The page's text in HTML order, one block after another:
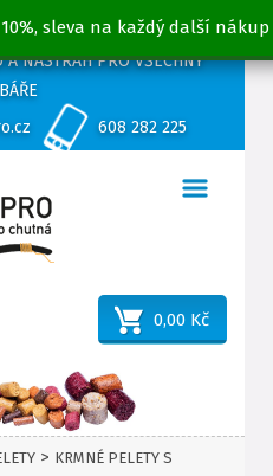
sleva na každý další nákup
A NÁSTRAH PRO VŠECHNY
608 282 225
0,00 Kč
> KRMNÉ PELETY S